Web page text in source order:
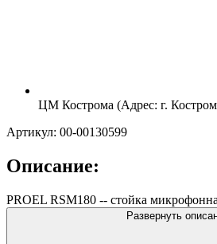
ЦМ Кострома (Адрес: г.
Артикул: 00-00130599
Описание:
PROEL RSM180 -- стойка
Развернуть